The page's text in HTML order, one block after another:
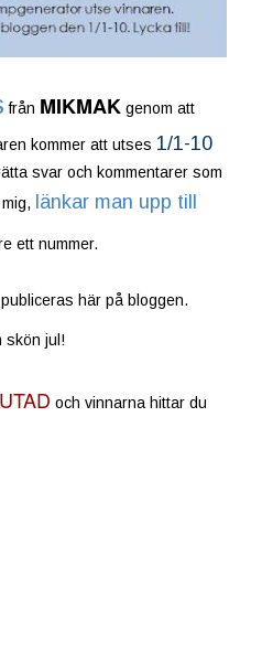
från MIKMAK genom att
kommer att utses 1/1-10
svar och kommentarer som
länkar man upp till
ett nummer.
här på bloggen.
skön jul!
och vinnarna hittar du